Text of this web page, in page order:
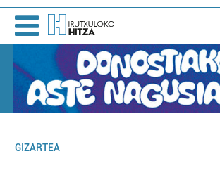
GIZARTEA